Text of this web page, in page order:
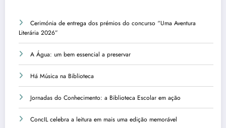
Cerimónia de entrega dos prémios do concurso “Uma Aventura
Literária 2026”
A Água: um bem essencial a preservar
Há Música na Biblioteca
Jornadas do Conhecimento: a Biblioteca Escolar em ação
ConcIL celebra a leitura em mais uma edição memorável